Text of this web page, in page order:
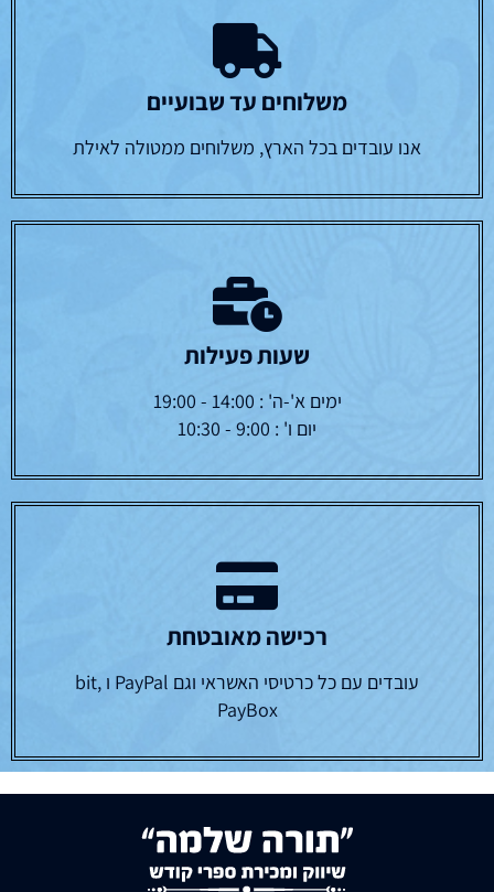
משלוחים עד שבועיים
אנו עובדים בכל הארץ, משלוחים ממטולה לאילת
שעות פעילות
ימים א'-ה' : 14:00 - 19:00
יום ו' : 9:00 - 10:30
רכישה מאובטחת
עובדים עם כל כרטיסי האשראי וגם PayPal ו bit,
PayBox